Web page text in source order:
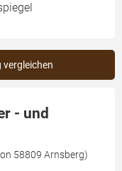
- und
58809 Arnsberg)